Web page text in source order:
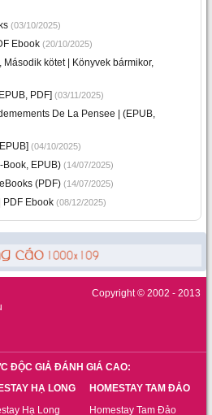
(03/10/2025)
Ebook (20/10/2025)
Második kötet | Könyvek bármikor,
PDF] (03/11/2025)
De La Pensee | (EPUB,
(04/10/2025)
Book, EPUB) (14/07/2025)
(PDF) (14/07/2025)
PDF Ebook (08/12/2025)
Copyright © 2002 - 2013
ĐỘC GIẢ ĐÁNH GIÁ CAO:
HẠ LONG
Hạ Long
HOMESTAY TAM ĐẢO
Homestay Tam Đảo